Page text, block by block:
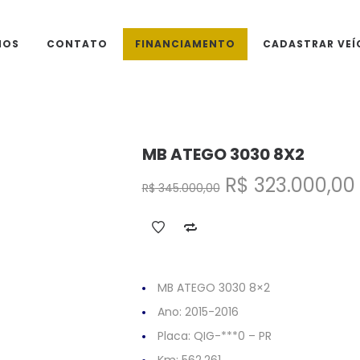
CONTATO FINANCIAMENTO CADASTRAR
MB ATEGO 3030 8X2
R$345.000,00 O
R$ 323.000,00O
MB ATEGO 3030 8×2
Ano: 2015-2016
Placa: QIG-***0 – PR